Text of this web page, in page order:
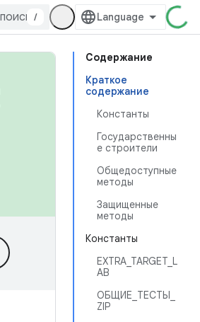
/
Содержание
Краткое
содержание
Константы
Государственны
е строители
Общедоступные
методы
Защищенные
методы
Константы
EXTRA_TARGET_L
AB
ОБЩИЕ_ТЕСТЫ_
ZIP